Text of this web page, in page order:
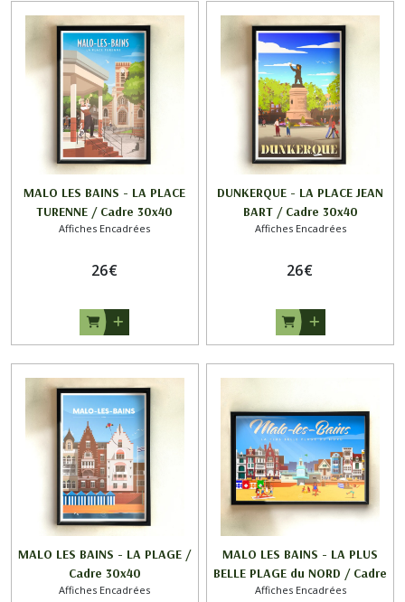
MALO LES BAINS - LA PLACE
TURENNE / Cadre 30x40
Affiches Encadrées
26€
DUNKERQUE - LA PLACE JEAN
BART / Cadre 30x40
Affiches Encadrées
26€
MALO LES BAINS - LA PLAGE /
Cadre 30x40
Affiches Encadrées
MALO LES BAINS - LA PLUS
BELLE PLAGE du NORD / Cadre
30x40
Affiches Encadrées